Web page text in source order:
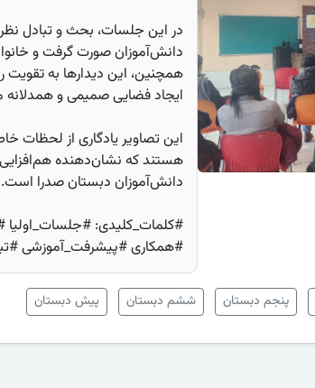
در این جلسات، بحث و تبادل
دانش‌آموزان صورت گرفت و
همچنین، این دیدارها به
ایجاد فضایی صمیمی و
این تصاویر یادگاری از لحظات
هستند که نشان‌دهنده
دانش‌آموزان دبستان صدرا
#کلمات_کلیدی: #جلسات_اولیا
#همکاری #پیشرفت_آموزشی
پنجم دبستان ششم دبستان پیش دبستان